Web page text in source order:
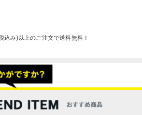
込み)以上のご注文で送料無料！